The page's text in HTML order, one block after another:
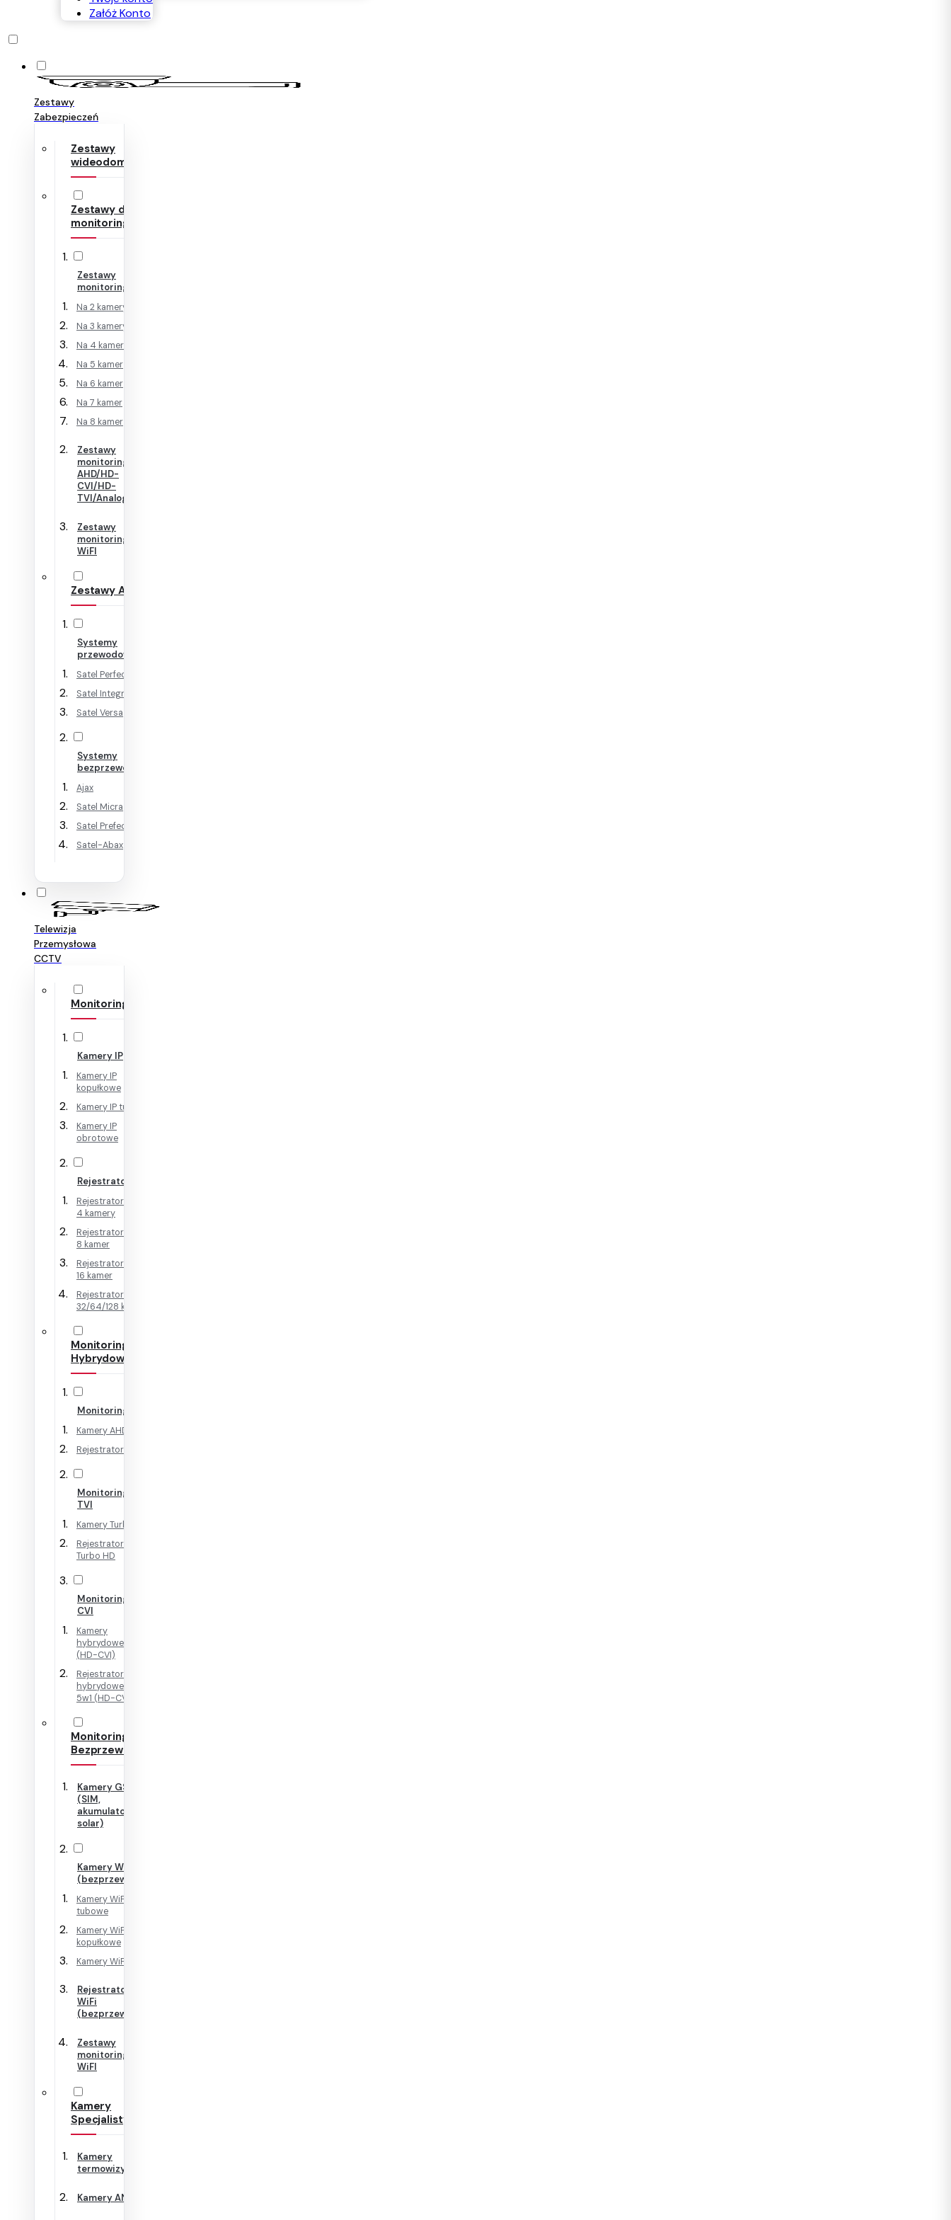
Załóż Konto
Zestawy
Zabezpieczeń
Zestawy
wideodomofonów
Zestawy do
monitoringu
Zestawy
monitoringu IP
Na 2 kamery
Na 3 kamery
Na 4 kamery
Na 5 kamer
Na 6 kamer
Na 7 kamer
Na 8 kamer
Zestawy
monitoringu
AHD/HD-
CVI/HD-
TVI/Analog
Zestawy
monitoringu
WiFI
Zestawy Alarmowe
Systemy
przewodowe
Satel Perfecta
Satel Integra
Satel Versa
Systemy
bezprzewodowe
Ajax
Satel Micra
Satel Prefecta WRL
Satel-Abax
Telewizja
Przemysłowa
CCTV
Monitoring IP
Kamery IP
Kamery IP
kopułkowe
Kamery IP tubowe
Kamery IP
obrotowe
Rejestratory IP
Rejestratory IP na
4 kamery
Rejestratory IP na
8 kamer
Rejestratory IP na
16 kamer
Rejestratory IP na
32/64/128 kamer
Monitoring
Hybrydowy
Monitoring AHD
Kamery AHD
Rejestratory AHD
Monitoring HD-
TVI
Kamery Turbo HD
Rejestratory
Turbo HD
Monitoring HD-
CVI
Kamery
hybrydowe 4w1
(HD-CVI)
Rejestratory
hybrydowe + IP
5w1 (HD-CVI)
Monitoring
Bezprzewodowy
Kamery GSM
(SIM,
akumulator,
solar)
Kamery WiFi
(bezprzewodowe)
Kamery WiFi
tubowe
Kamery WiFi
kopułkowe
Kamery WiFi Cube
Rejestratory
WiFi
(bezprzewodowe)
Zestawy
monitoringu
WiFI
Kamery
Specjalistyczne
Kamery
termowizyjne
Kamery ANPR